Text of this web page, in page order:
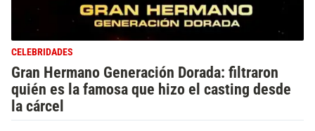
CELEBRIDADES
Gran Hermano Generación Dorada: filtraron
quién es la famosa que hizo el casting desde
la cárcel